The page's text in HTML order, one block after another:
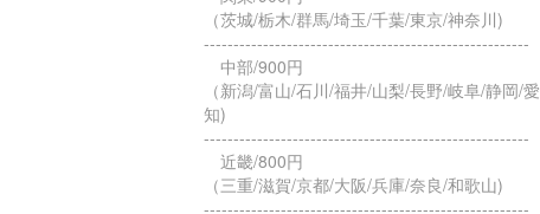
（茨城/栃木/群馬/埼玉/千葉/東京/神奈川)
-------------------------------------------------------
中部/900円
（新潟/富山/石川/福井/山梨/長野/岐阜/静岡/愛
知)
-------------------------------------------------------
近畿/800円
（三重/滋賀/京都/大阪/兵庫/奈良/和歌山)
-------------------------------------------------------